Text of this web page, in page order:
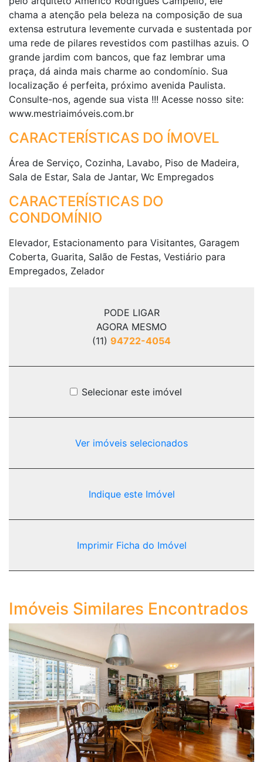
PODE LIGAR
AGORA MESMO
(11) 94722-4054
Selecionar este imóvel
Ver imóveis selecionados
Indique este Imóvel
Imprimir Ficha do Imóvel
chama a atenção pela beleza na composição de sua
extensa estrutura levemente curvada e sustentada por
uma rede de pilares revestidos com pastilhas azuis. O
grande jardim com bancos, que faz lembrar uma
praça, dá ainda mais charme ao condomínio. Sua
localização é perfeita, próximo avenida Paulista.
Consulte-nos, agende sua vista !!! Acesse nosso site:
www.mestriaimóveis.com.br
CARACTERÍSTICAS DO ÍMOVEL
Área de Serviço, Cozinha, Lavabo, Piso de Madeira,
Sala de Estar, Sala de Jantar, Wc Empregados
CARACTERÍSTICAS DO
CONDOMÍNIO
Elevador, Estacionamento para Visitantes, Garagem
Coberta, Guarita, Salão de Festas, Vestiário para
Empregados, Zelador
Imóveis Similares Encontrados